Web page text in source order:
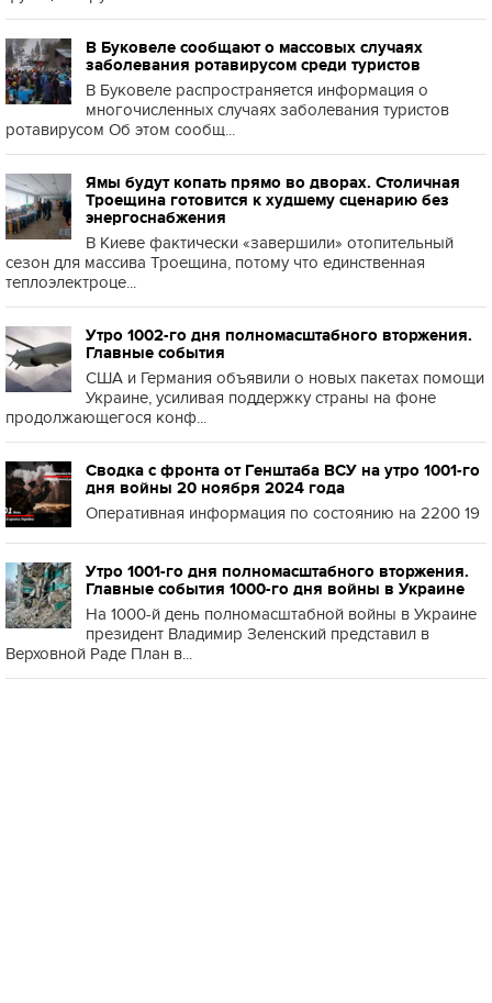
В Буковеле сообщают о массовых случаях
заболевания ротавирусом среди туристов
В Буковеле распространяется информация о
многочисленных случаях заболевания туристов
ротавирусом Об этом сообщ...
Ямы будут копать прямо во дворах. Столичная
Троещина готовится к худшему сценарию без
энергоснабжения
В Киеве фактически «завершили» отопительный
сезон для массива Троещина, потому что единственная
теплоэлектроце...
Утро 1002-го дня полномасштабного вторжения.
Главные события
США и Германия объявили о новых пакетах помощи
Украине, усиливая поддержку страны на фоне
продолжающегося конф...
Сводка с фронта от Генштаба ВСУ на утро 1001-го
дня войны 20 ноября 2024 года
Оперативная информация по состоянию на 2200 19
Утро 1001-го дня полномасштабного вторжения.
Главные события 1000-го дня войны в Украине
На 1000-й день полномасштабной войны в Украине
президент Владимир Зеленский представил в
Верховной Раде План в...